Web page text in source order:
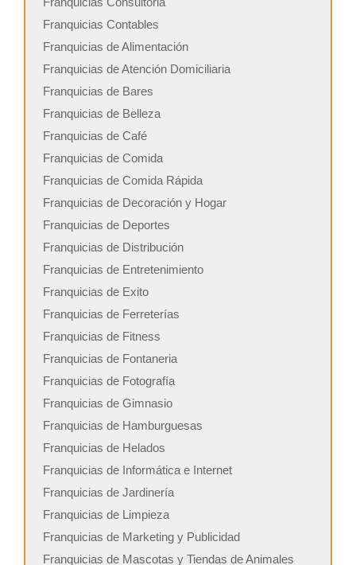
Franquicias Contables
Franquicias de Alimentación
Franquicias de Atención Domiciliaria
Franquicias de Bares
Franquicias de Belleza
Franquicias de Café
Franquicias de Comida
Franquicias de Comida Rápida
Franquicias de Decoración y Hogar
Franquicias de Deportes
Franquicias de Distribución
Franquicias de Entretenimiento
Franquicias de Exito
Franquicias de Ferreterías
Franquicias de Fitness
Franquicias de Fontaneria
Franquicias de Fotografía
Franquicias de Gimnasio
Franquicias de Hamburguesas
Franquicias de Helados
Franquicias de Informática e Internet
Franquicias de Jardinería
Franquicias de Limpieza
Franquicias de Marketing y Publicidad
Franquicias de Mascotas y Tiendas de Animales